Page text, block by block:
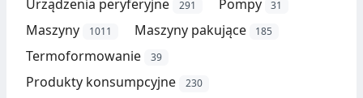
Urządzenia peryferyjne 291 Pompy 31
Maszyny 1011 Maszyny pakujące 185
Termoformowanie 39
Produkty konsumpcyjne 230